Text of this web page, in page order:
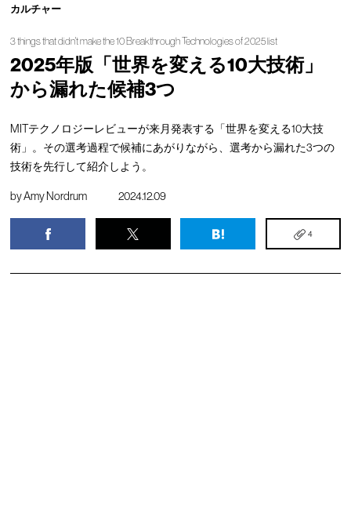
カルチャー
3 things that didn't make the 10 Breakthrough Technologies of 2025 list
2025年版「世界を変える10大技術」
から漏れた候補3つ
MITテクノロジーレビューが来月発表する「世界を変える10大技
術」。その選考過程で候補にあがりながら、選考から漏れた3つの
技術を先行して紹介しよう。
byAmy Nordrum 2024.12.09
4